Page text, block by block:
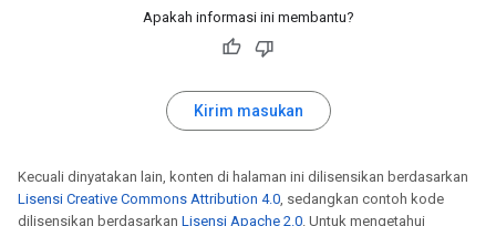
Apakah informasi ini membantu?
Kirim masukan
Kecuali dinyatakan lain, konten di halaman ini dilisensikan berdasarkan
Lisensi Creative Commons Attribution 4.0, sedangkan contoh kode
dilisensikan berdasarkan Lisensi Apache 2.0. Untuk mengetahui